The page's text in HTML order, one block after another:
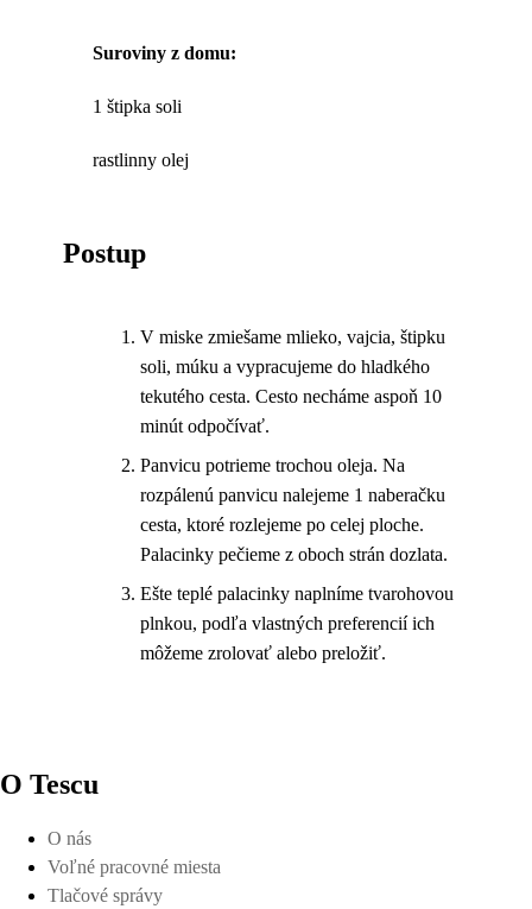
Suroviny z domu:
1 štipka soli
rastlinny olej
Postup
V miske zmiešame mlieko, vajcia, štipku
soli, múku a vypracujeme do hladkého
tekutého cesta. Cesto necháme aspoň 10
minút odpočívať.
Panvicu potrieme trochou oleja. Na
rozpálenú panvicu nalejeme 1 naberačku
cesta, ktoré rozlejeme po celej ploche.
Palacinky pečieme z oboch strán dozlata.
Ešte teplé palacinky naplníme tvarohovou
plnkou, podľa vlastných preferencií ich
môžeme zrolovať alebo preložiť.
O Tescu
O nás
Voľné pracovné miesta
Tlačové správy